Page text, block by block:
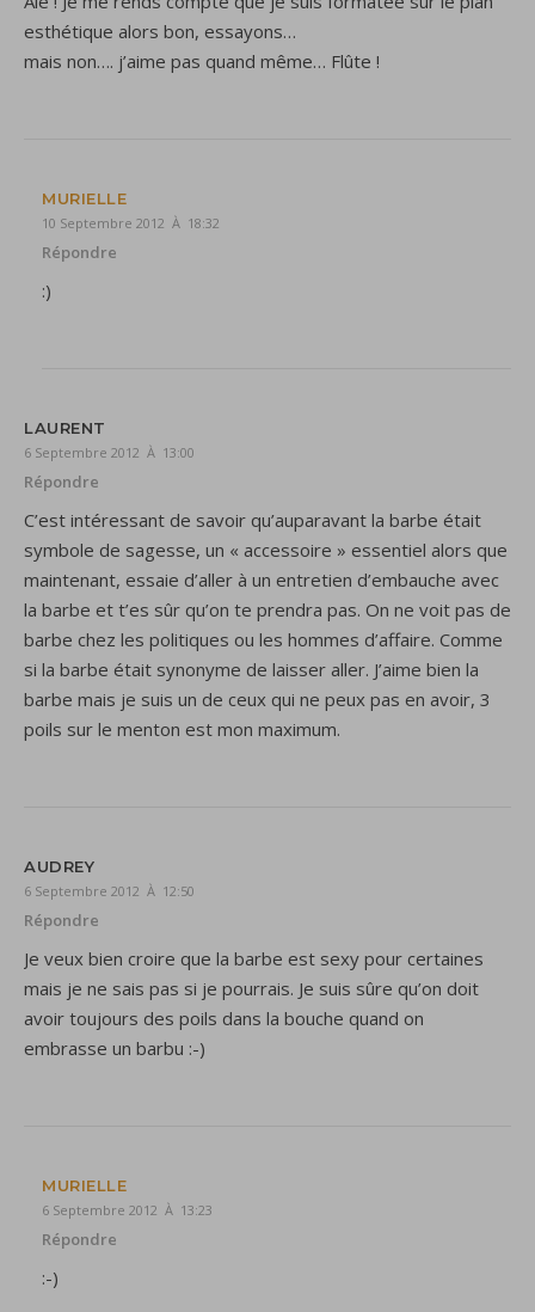
esthétique alors bon, essayons…
mais non…. j’aime pas quand même… Flûte !
MURIELLE
10 Septembre 2012 À 18:32
Répondre
:)
LAURENT
6 Septembre 2012 À 13:00
Répondre
C’est intéressant de savoir qu’auparavant la barbe était
symbole de sagesse, un « accessoire » essentiel alors que
maintenant, essaie d’aller à un entretien d’embauche avec
la barbe et t’es sûr qu’on te prendra pas. On ne voit pas de
barbe chez les politiques ou les hommes d’affaire. Comme
si la barbe était synonyme de laisser aller. J’aime bien la
barbe mais je suis un de ceux qui ne peux pas en avoir, 3
poils sur le menton est mon maximum.
AUDREY
6 Septembre 2012 À 12:50
Répondre
Je veux bien croire que la barbe est sexy pour certaines
mais je ne sais pas si je pourrais. Je suis sûre qu’on doit
avoir toujours des poils dans la bouche quand on
embrasse un barbu :-)
MURIELLE
6 Septembre 2012 À 13:23
Répondre
:-)